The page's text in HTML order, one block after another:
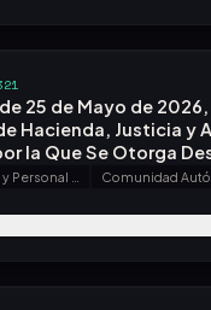
25 de Mayo de 2026,
Hacienda, Justicia y
la Que Se Otorga
del Cuerpo de
Que
Ingreso, por el
Convocado por